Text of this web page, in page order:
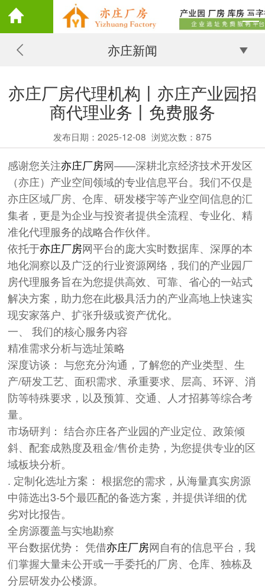
亦庄新闻
亦庄厂房代理机构丨亦庄产业园招
商代理业务丨免费服务
发布日期：2025-12-08 浏览次数： 875
感谢您关注亦庄厂房网——深耕北京经济技术开发区
（亦庄）产业空间领域的专业信息平台。我们不仅是
亦庄区域厂房、仓库、研发楼宇等产业空间信息的汇
集者，更是为企业与投资者提供全流程、专业化、精
准化代理服务的战略合作伙伴。
依托于亦庄厂房网平台的庞大实时数据库、深厚的本
地化洞察以及广泛的行业资源网络，我们的产业园厂
房代理服务旨在为您提供高效、可靠、省心的一站式
解决方案，助力您在此极具活力的产业高地上快速实
现安家落户、扩张升级或资产优化。
一、 我们的核心服务内容
精准需求分析与选址策略
深度访谈： 与您充分沟通，了解您的产业类型、生
产/研发工艺、面积需求、承重要求、层高、环评、消
防等特殊要求，以及预算、交通、人才招募等综合考
量。
市场研判： 结合亦庄各产业园的产业定位、政策倾
斜、配套成熟度及租金/售价走势，为您提供专业的区
域板块分析。
. 定制化选址方案： 根据您的需求，从海量真实房源
中筛选出3-5个最匹配的备选方案，并提供详细的优
劣对比报告。
全房源覆盖与实地勘察
平台数据优势： 凭借亦庄厂房网自有的信息平台，我
们掌握大量未公开或一手委托的厂房、仓库、独栋及
分层研发办公楼源。